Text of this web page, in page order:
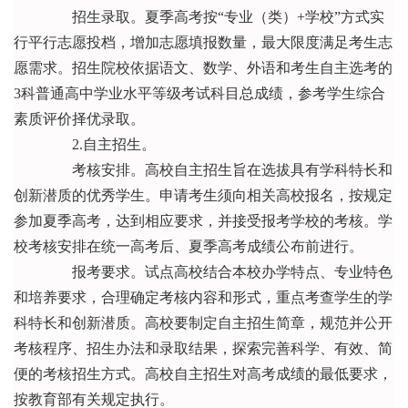
招生录取。夏季高考按“专业（类）+学校”方式实
行平行志愿投档，增加志愿填报数量，最大限度满足考生志
愿需求。招生院校依据语文、数学、外语和考生自主选考的
3科普通高中学业水平等级考试科目总成绩，参考学生综合
素质评价择优录取。
2.自主招生。
考核安排。高校自主招生旨在选拔具有学科特长和
创新潜质的优秀学生。申请考生须向相关高校报名，按规定
参加夏季高考，达到相应要求，并接受报考学校的考核。学
校考核安排在统一高考后、夏季高考成绩公布前进行。
报考要求。试点高校结合本校办学特点、专业特色
和培养要求，合理确定考核内容和形式，重点考查学生的学
科特长和创新潜质。高校要制定自主招生简章，规范并公开
考核程序、招生办法和录取结果，探索完善科学、有效、简
便的考核招生方式。高校自主招生对高考成绩的最低要求，
按教育部有关规定执行。